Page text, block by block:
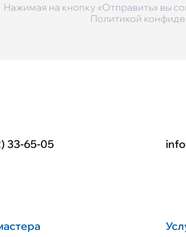
Нажимая на кнопку «Отправить» вы
Политикой
33-65-05